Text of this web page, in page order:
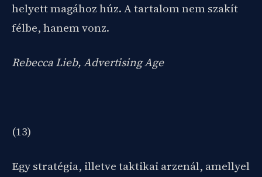
helyett magához húz. A tartalom nem szakít
félbe, hanem vonz.
Rebecca Lieb, Advertising Age
(13)
Egy stratégia, illetve taktikai arzenál, amellyel